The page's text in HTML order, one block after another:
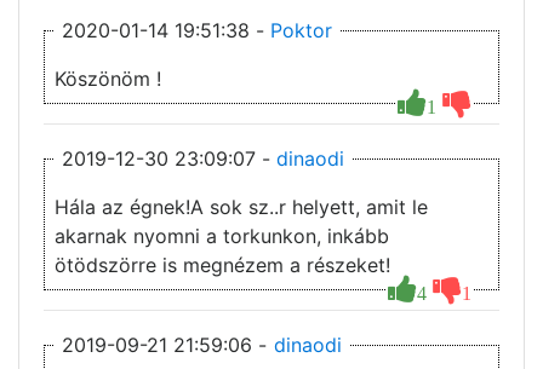
2020-01-14 19:51:38 - Poktor
1
Köszönöm !
2019-12-30 23:09:07 - dinaodi
4 1
Hála az égnek!A sok sz..r helyett, amit le
akarnak nyomni a torkunkon, inkább
ötödszörre is megnézem a részeket!
2019-09-21 21:59:06 - dinaodi